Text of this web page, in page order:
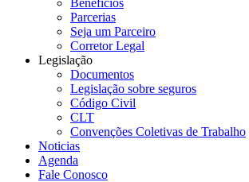
Benefícios
Parcerias
Seja um Parceiro
Corretor Legal
Legislação
Documentos
Legislação sobre seguros
Código Civil
CLT
Convenções Coletivas de Trabalho
Noticias
Agenda
Fale Conosco